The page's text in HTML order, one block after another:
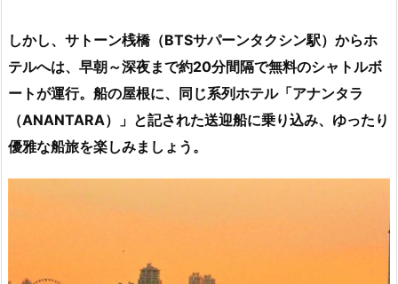
しかし、サトーン桟橋（BTSサパーンタクシン駅）からホ
テルへは、早朝～深夜まで約20分間隔で無料のシャトルボ
ートが運行。船の屋根に、同じ系列ホテル「アナンタラ
（ANANTARA）」と記された送迎船に乗り込み、ゆったり
優雅な船旅を楽しみましょう。